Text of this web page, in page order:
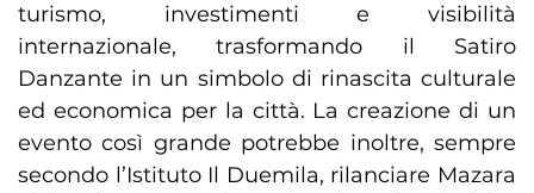
turismo, investimenti e visibilità
internazionale, trasformando il Satiro
Danzante in un simbolo di rinascita culturale
ed economica per la città. La creazione di un
evento così grande potrebbe inoltre, sempre
secondo l’Istituto Il Duemila, rilanciare Mazara